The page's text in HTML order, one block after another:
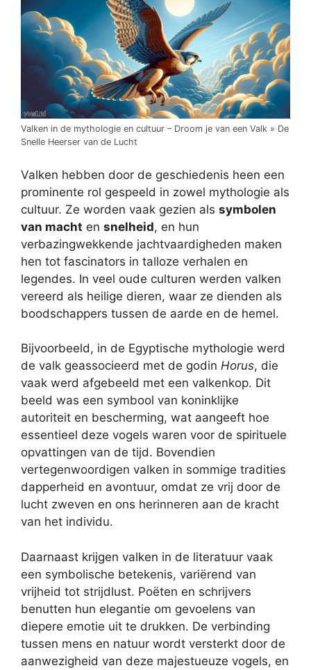
Valken in de mythologie en cultuur – Droom je van een Valk » De
Snelle Heerser van de Lucht
Valken hebben door de geschiedenis heen een
prominente rol gespeeld in zowel mythologie als
cultuur. Ze worden vaak gezien als symbolen
van macht en snelheid, en hun
verbazingwekkende jachtvaardigheden maken
hen tot fascinators in talloze verhalen en
legendes. In veel oude culturen werden valken
vereerd als heilige dieren, waar ze dienden als
boodschappers tussen de aarde en de hemel.
Bijvoorbeeld, in de Egyptische mythologie werd
de valk geassocieerd met de godin Horus, die
vaak werd afgebeeld met een valkenkop. Dit
beeld was een symbool van koninklijke
autoriteit en bescherming, wat aangeeft hoe
essentieel deze vogels waren voor de spirituele
opvattingen van de tijd. Bovendien
vertegenwoordigen valken in sommige tradities
dapperheid en avontuur, omdat ze vrij door de
lucht zweven en ons herinneren aan de kracht
van het individu.
Daarnaast krijgen valken in de literatuur vaak
een symbolische betekenis, variërend van
vrijheid tot strijdlust. Poëten en schrijvers
benutten hun elegantie om gevoelens van
diepere emotie uit te drukken. De verbinding
tussen mens en natuur wordt versterkt door de
aanwezigheid van deze majestueuze vogels, en